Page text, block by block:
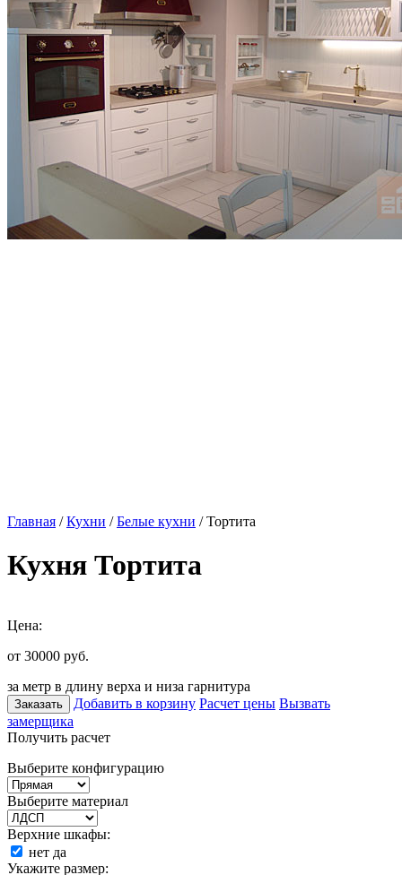
Главная /Кухни /Белые кухни / Тортита
Кухня Тортита
Цена:
от 30000 руб.
за метр в длину верха и низа гарнитура
Заказать Добавить в корзину Расчет цены Вызвать
замерщика
Получить расчет
Выберите конфигурацию
Выберите материал
Верхние шкафы:
нет да
Укажите размер: